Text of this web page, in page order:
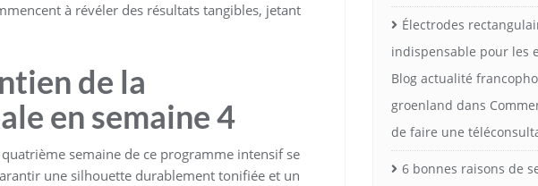
à révéler des résultats tangibles, jetant
de la
en semaine 4
semaine de ce programme intensif se
une silhouette durablement tonifiée et un
Électrodes
indispensable pour les
Blog actualité
groenland dans
de faire une
6 bonnes raisons de